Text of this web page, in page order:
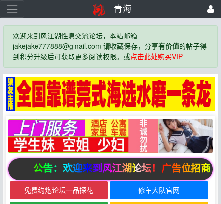
青海
欢迎来到风江湖性息交流论坛，本站邮箱
jakejake777888@gmail.com 请收藏保存，分享有价值的帖子得
到积分升级后可获取更多阅读权限。或点击此处购买VIP
公告：欢迎来到风江湖论坛！广告位招商中
免费约炮论坛一品探花 修车大队官网